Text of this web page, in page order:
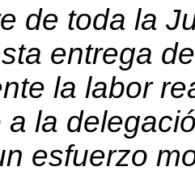
de toda la
entrega
la labor
a la
esfuerzo